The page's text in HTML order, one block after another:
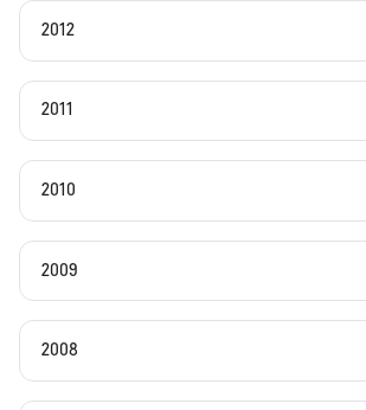
2012
2011
2010
2009
2008